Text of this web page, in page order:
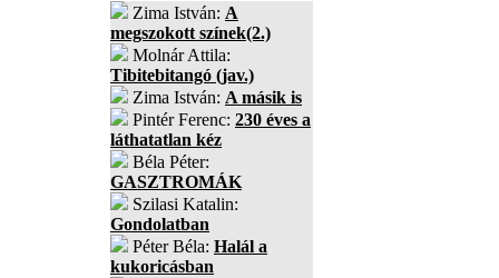
Zima István: A
megszokott színek(2.)
Molnár Attila:
Tibitebitangó (jav.)
Zima István: A másik is
Pintér Ferenc: 230 éves a
láthatatlan kéz
Béla Péter:
GASZTROMÁK
Szilasi Katalin:
Gondolatban
Péter Béla: Halál a
kukoricásban